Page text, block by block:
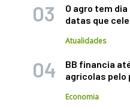
O agro tem
datas que
Atualidades
BB financia
agrícolas pelo
Economia